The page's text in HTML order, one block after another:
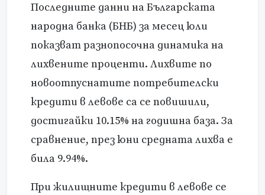
Последните данни на Българската
народна банка (БНБ) за месец юли
показват разнопосочна динамика на
лихвените проценти. Лихвите по
новоотпуснатите потребителски
кредити в левове са се повишили,
достигайки 10.15% на годишна база. За
сравнение, през юни средната лихва е
била 9.94%.
При жилищните кредити в левове се